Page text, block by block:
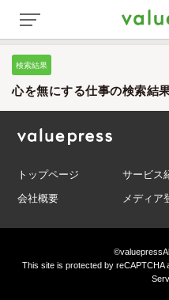
検索結果
心を無にする仕事の検索結
トップページ サービス
会社概要
メディア
©valuepress
This site is protected by reCAPTCHA